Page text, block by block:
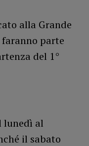
alla Grande
parte
del 1°
lunedì al
il sabato